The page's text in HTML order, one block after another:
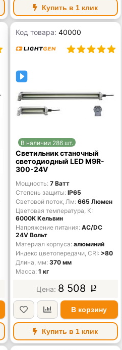
Купить в 1 клик
Код товара:40000
В наличии 286 шт.
Светильник станочный
светодиодный LED M9R-
300-24V
Мощность 7 Ватт
Степень защиты IP65
Световой поток, Лм 665 Люмен
Цветовая температура, К
6000K Кельвин
Напряжение питания AC/DС
24V Вольт
Материал корпуса алюминий
Индекс цветопередачи, CRI >80
Длина, мм 370 мм
Масса 1 кг
8 508 p
В корзину
Купить в 1 клик